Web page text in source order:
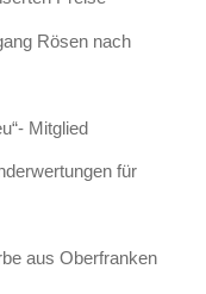
Rösen nach
Mitglied
für
aus Oberfranken